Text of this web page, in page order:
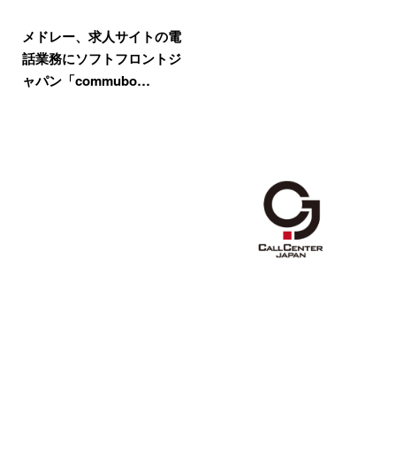
メドレー、求人サイトの電
話業務にソフトフロントジ
ャパン「commubo…